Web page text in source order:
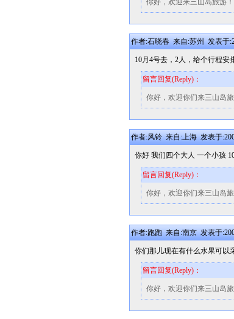
你好，欢迎来三山岛旅游
作者:石晓春 来自:苏州 发表于
10月4号去，2人，给个行程安
留言回复(Reply)：
你好，欢迎你们来三山岛
作者:风铃 来自:上海 发表于
你好 我们四个大人 一个小孩
留言回复(Reply)：
你好，欢迎你们来三山岛
作者:跑跑 来自:南京 发表于
你们那儿现在有什么水果可以
留言回复(Reply)：
你好，欢迎你们来三山岛